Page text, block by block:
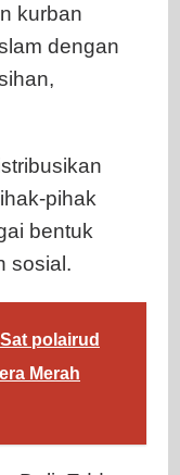
kurban
dengan
pihak
bentuk
sosial.
polairud
Merah